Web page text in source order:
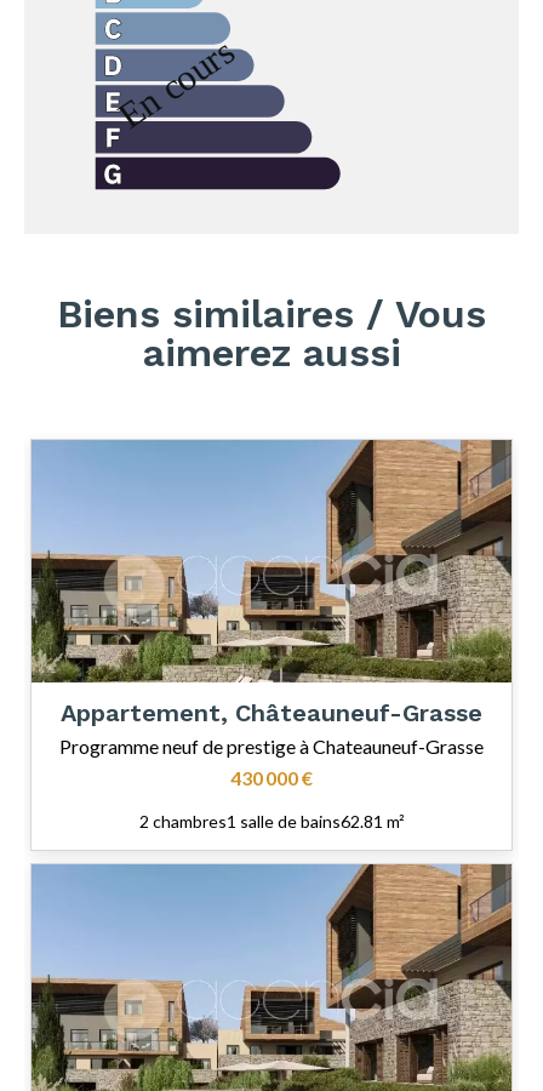
Biens similaires / Vous
aimerez aussi
Appartement, Châteauneuf-Grasse
Programme neuf de prestige à Chateauneuf-Grasse
430 000 €
2 chambres1 salle de bains62.81 m²